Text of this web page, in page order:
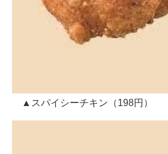
▲スパイシーチキン（198円）